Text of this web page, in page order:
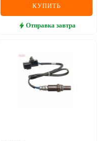
КУПИТЬ
Отправка завтра